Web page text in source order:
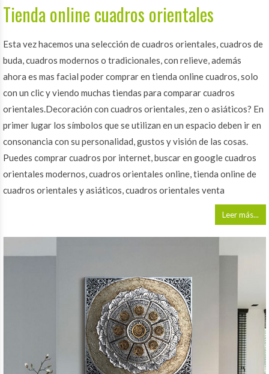
Tienda online cuadros orientales
Esta vez hacemos una selección de cuadros orientales, cuadros de
buda, cuadros modernos o tradicionales, con relieve, además
ahora es mas facial poder comprar en tienda online cuadros, solo
con un clic y viendo muchas tiendas para comparar cuadros
orientales.Decoración con cuadros orientales, zen o asiáticos? En
primer lugar los símbolos que se utilizan en un espacio deben ir en
consonancia con su personalidad, gustos y visión de las cosas.
Puedes comprar cuadros por internet, buscar en google cuadros
orientales modernos, cuadros orientales online, tienda online de
cuadros orientales y asiáticos, cuadros orientales venta
Leer más...